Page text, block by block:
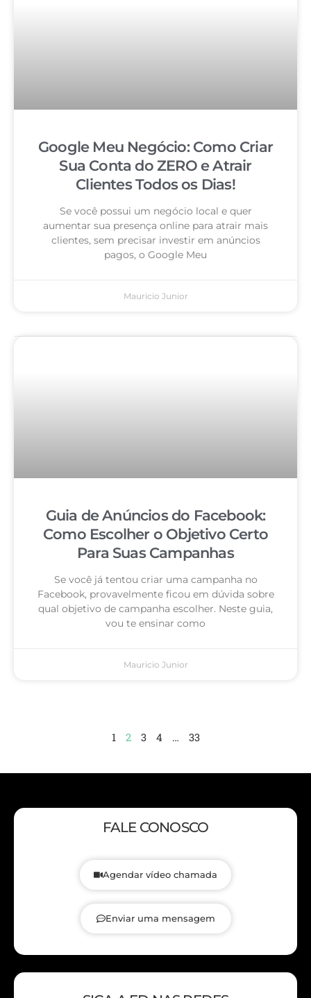
Google Meu Negócio: Como Criar
Sua Conta do ZERO e Atrair
Clientes Todos os Dias!
Se você possui um negócio local e quer
aumentar sua presença online para atrair mais
clientes, sem precisar investir em anúncios
pagos, o Google Meu
Mauricio Junior
Guia de Anúncios do Facebook:
Como Escolher o Objetivo Certo
Para Suas Campanhas
Se você já tentou criar uma campanha no
Facebook, provavelmente ficou em dúvida sobre
qual objetivo de campanha escolher. Neste guia,
vou te ensinar como
Mauricio Junior
1 2 3 4 … 33
FALE CONOSCO
Agendar vídeo chamada
Enviar uma mensagem